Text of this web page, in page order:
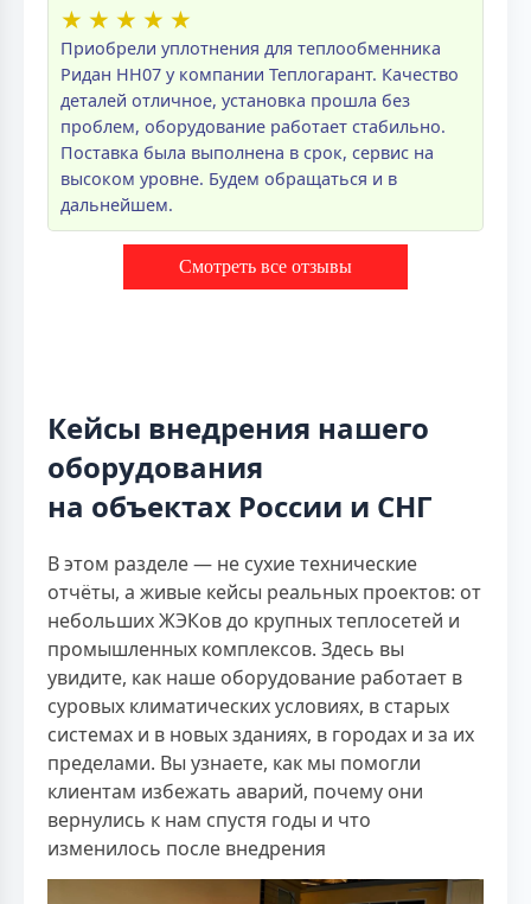
★ ★ ★ ★ ★
Приобрели уплотнения для теплообменника
Ридан НН07 у компании Теплогарант. Качество
деталей отличное, установка прошла без
проблем, оборудование работает стабильно.
Поставка была выполнена в срок, сервис на
высоком уровне. Будем обращаться и в
дальнейшем.
Смотреть все отзывы
Кейсы внедрения нашего
оборудования
на объектах России и СНГ
В этом разделе — не сухие технические
отчёты, а живые кейсы реальных проектов: от
небольших ЖЭКов до крупных теплосетей и
промышленных комплексов. Здесь вы
увидите, как наше оборудование работает в
суровых климатических условиях, в старых
системах и в новых зданиях, в городах и за их
пределами. Вы узнаете, как мы помогли
клиентам избежать аварий, почему они
вернулись к нам спустя годы и что
изменилось после внедрения